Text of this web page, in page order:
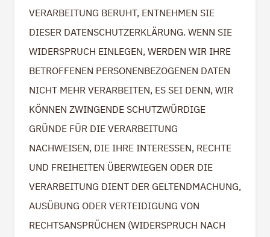
VERARBEITUNG BERUHT, ENTNEHMEN SIE
DIESER DATENSCHUTZERKLÄRUNG. WENN SIE
WIDERSPRUCH EINLEGEN, WERDEN WIR IHRE
BETROFFENEN PERSONENBEZOGENEN DATEN
NICHT MEHR VERARBEITEN, ES SEI DENN, WIR
KÖNNEN ZWINGENDE SCHUTZWÜRDIGE
GRÜNDE FÜR DIE VERARBEITUNG
NACHWEISEN, DIE IHRE INTERESSEN, RECHTE
UND FREIHEITEN ÜBERWIEGEN ODER DIE
VERARBEITUNG DIENT DER GELTENDMACHUNG,
AUSÜBUNG ODER VERTEIDIGUNG VON
RECHTSANSPRÜCHEN (WIDERSPRUCH NACH